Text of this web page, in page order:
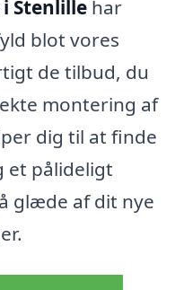
Stenlille har
blot vores
de tilbud, du
montering af
dig til at finde
et pålideligt
glæde af dit nye